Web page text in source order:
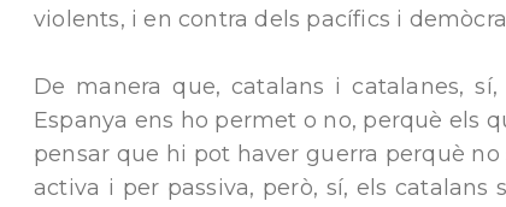
violents, i en contra dels pacífics i
De manera que, catalans i catalanes,
Espanya ens ho permet o no, perquè els
pensar que hi pot haver guerra perquè
activa i per passiva, però, sí, els